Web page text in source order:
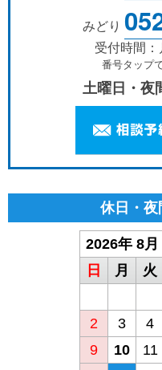
みどり
受付時間
番号タップ
土曜日・夜
休日・夜
2026年 8月
日
月 火
2
3 4
9
10 11